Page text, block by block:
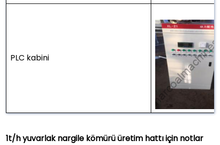
PLC kabini
1t/h yuvarlak nargile kömürü üretim hattı için notlar